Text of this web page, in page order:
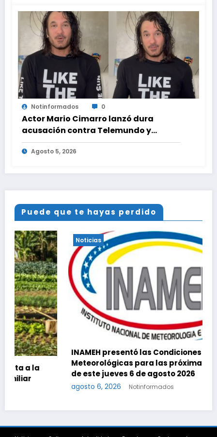
Notinformados 0
Actor Mario Cimarro lanzó dura
acusación contra Telemundo y
advirtió que lo que hacen en su contra
es ilegal en EEUU
Agosto 5, 2026
Puede que te hayas perdido
Noticias
INAMEH presentó las Condiciones
Meteorológicas para las próximas 24 horas,
de este jueves 6 de agosto 2026
Notinformados